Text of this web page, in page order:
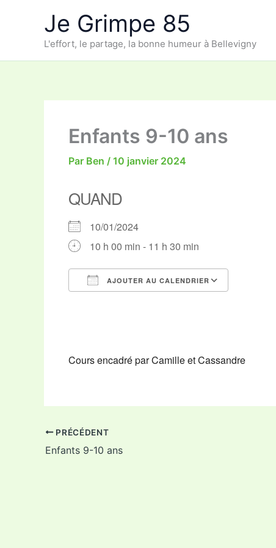
Je Grimpe 85
L'effort, le partage, la bonne humeur à Bellevigny
Enfants 9-10 ans
Par Ben / 10 janvier 2024
QUAND
10/01/2024
10 h 00 min - 11 h 30 min
AJOUTER AU CALENDRIER
Cours encadré par Camille et Cassandre
PRÉCÉDENT
Enfants 9-10 ans